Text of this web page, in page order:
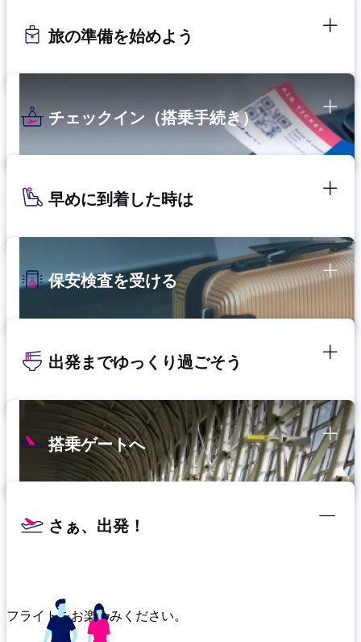
旅の準備を始めよう
チェックイン（搭乗手続き）
早めに到着した時は
保安検査を受ける
出発までゆっくり過ごそう
搭乗ゲートへ
さぁ、出発！
フライトをお楽しみください。